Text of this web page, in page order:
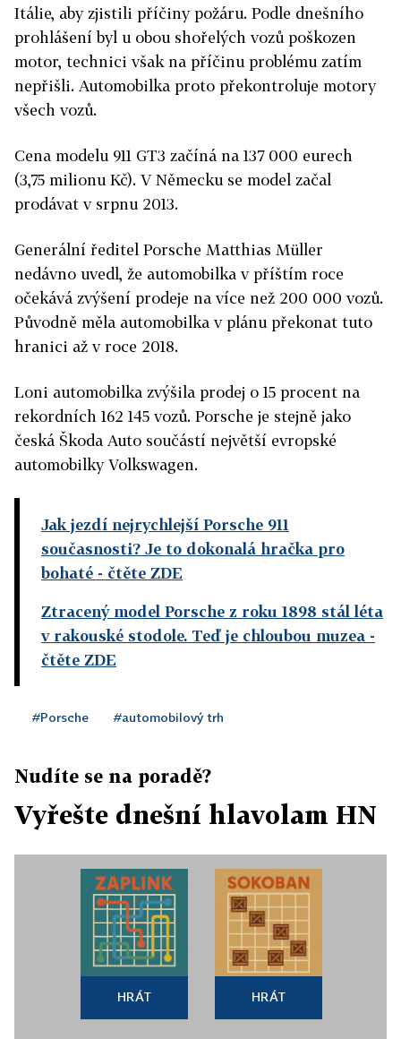
Itálie, aby zjistili příčiny požáru. Podle dnešního
prohlášení byl u obou shořelých vozů poškozen
motor, technici však na příčinu problému zatím
nepřišli. Automobilka proto překontroluje motory
všech vozů.
Cena modelu 911 GT3 začíná na 137 000 eurech
(3,75 milionu Kč). V Německu se model začal
prodávat v srpnu 2013.
Generální ředitel Porsche Matthias Müller
nedávno uvedl, že automobilka v příštím roce
očekává zvýšení prodeje na více než 200 000 vozů.
Původně měla automobilka v plánu překonat tuto
hranici až v roce 2018.
Loni automobilka zvýšila prodej o 15 procent na
rekordních 162 145 vozů. Porsche je stejně jako
česká Škoda Auto součástí největší evropské
automobilky Volkswagen.
Jak jezdí nejrychlejší Porsche 911
současnosti? Je to dokonalá hračka pro
bohaté - čtěte ZDE
Ztracený model Porsche z roku 1898 stál léta
v rakouské stodole. Teď je chloubou muzea -
čtěte ZDE
#Porsche #automobilový trh
Nudíte se na poradě?
Vyřešte dnešní hlavolam HN
HRÁT HRÁT